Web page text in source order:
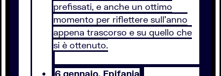
prefissati, e anche un ottimo
momento per riflettere sull’anno
appena trascorso e su quello che
si è ottenuto.
6 gennaio, Epifania